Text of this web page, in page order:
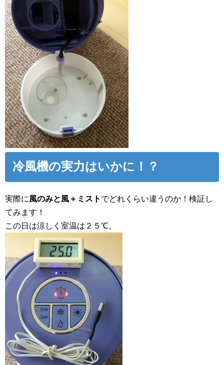
冷風機の実力はいかに！？
実際に風のみと風＋ミスト でどれくらい違うのか！検証し
てみます！
この日は涼しく室温は２５℃。